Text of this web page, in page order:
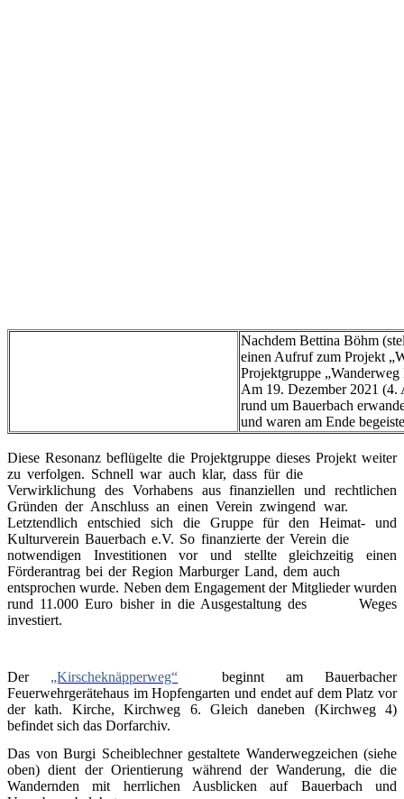
Nachdem Bettina Böhm
einen Aufruf zum Projekt
Projektgruppe
Am 19. Dezember 2021 (4.
rund um Bauerbach
und waren am Ende
Diese Resonanz beflügelte die Projektgruppe dieses Projekt weiter
zu verfolgen. Schnell war auch klar, dass für die
Verwirklichung des Vorhabens aus finanziellen und rechtlichen
Gründen der Anschluss an einen Verein zwingend war.
Letztendlich entschied sich die Gruppe für den Heimat- und
Kulturverein Bauerbach e.V. So finanzierte der Verein die
notwendigen Investitionen vor und stellte gleichzeitig einen
Förderantrag bei der Region Marburger Land, dem auch
entsprochen wurde. Neben dem Engagement der Mitglieder wurden
rund 11.000 Euro bisher in die Ausgestaltung des Weges
investiert.
Der „Kirscheknäpperweg“ beginnt am Bauerbacher
Feuerwehrgerätehaus im Hopfengarten und endet auf dem Platz vor
der kath. Kirche, Kirchweg 6. Gleich daneben (Kirchweg 4)
befindet sich das Dorfarchiv.
Das von Burgi Scheiblechner gestaltete Wanderwegzeichen (siehe
oben) dient der Orientierung während der Wanderung, die die
Wandernden mit herrlichen Ausblicken auf Bauerbach und